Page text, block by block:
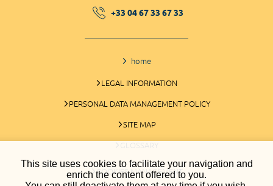
This site uses cookies to facilitate your navigation and
enrich the content offered to you.
+33 04 67 33 67 33
home
LEGAL INFORMATION
PERSONAL DATA MANAGEMENT POLICY
SITE MAP
GLOSSARY
COOKIES MANAGEMENT